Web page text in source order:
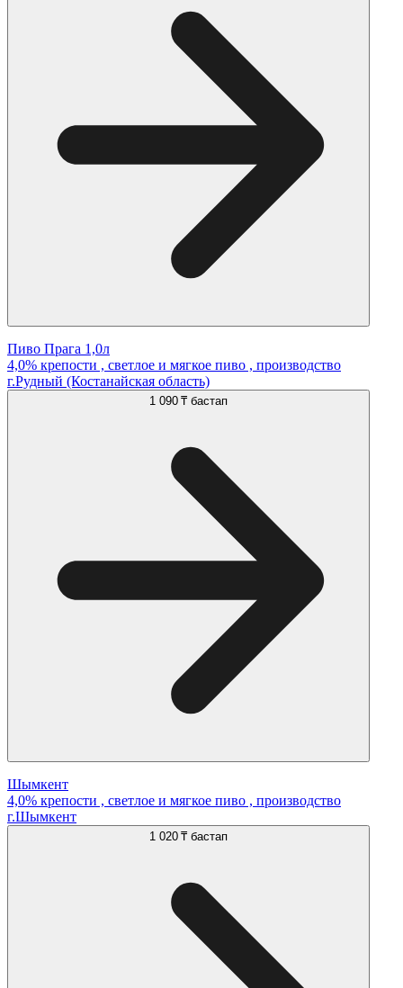
Пиво Прага 1,0л
4,0% крепости , светлое и мягкое пиво , производство
г.Рудный (Костанайская область)
1 090 ₸ бастап
Шымкент
4,0% крепости , светлое и мягкое пиво , производство
г.Шымкент
1 020 ₸ бастап